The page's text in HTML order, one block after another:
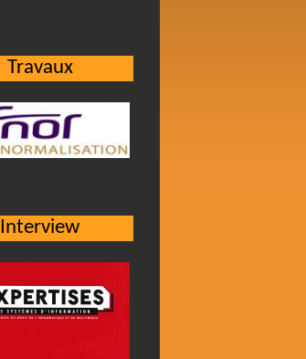
Travaux
Interview